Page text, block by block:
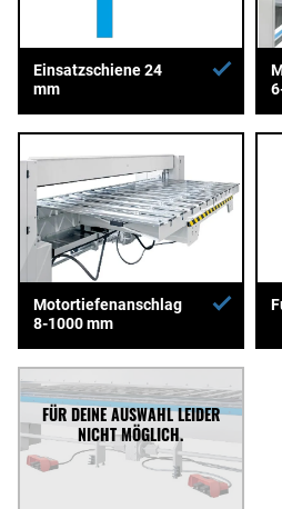
Einsatzschiene 24
mm
Motortiefenanschlag
8-1000 mm